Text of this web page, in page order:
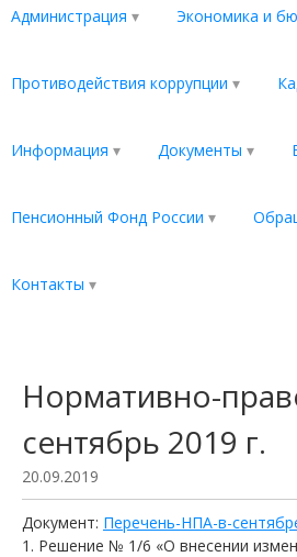
Администрация Экономика и
Противодействия коррупции
Информация Документы
Пенсионный Фонд России
Контакты
Нормативно-
сентябрь 2019 г.
20.09.2019
Документ: Перечень-НПА-в-
Решение № 1/6 «О внесении